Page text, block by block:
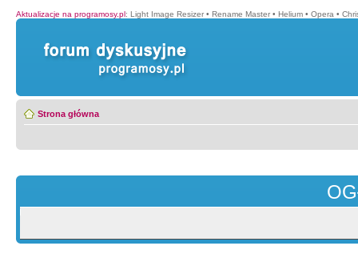
Aktualizacje na programosy.pl: Light Image Resizer • Rename Master • Helium • Opera •
Strona główna